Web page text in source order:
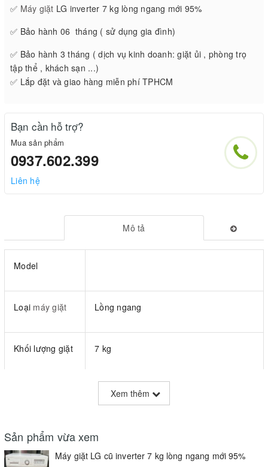
✅ Máy giặt LG inverter 7 kg lòng ngang mới 95%
✅ Bảo hành 06 tháng ( sử dụng gia đình)
✅ Bảo hành 3 tháng ( dịch vụ kinh doanh: giặt ủi , phòng trọ
tập thể , khách sạn ...)
✅ Lắp đặt và giao hàng miễn phí TPHCM
Bạn cần hỗ trợ?
Mua sản phẩm
0937.602.399
Liên hệ
Mô tả
Model
Loại máy giặt Lồng ngang
Khối lượng giặt 7 kg
220V / 2200W
Tốc độ vắt tối đa: 1000 vòng/ phút
Xem thêm
Sản phẩm vừa xem
Máy giặt LG cũ inverter 7 kg lòng ngang mới 95%